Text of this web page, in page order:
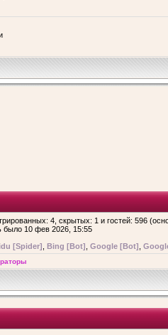
4, скрытых: 1 и гостей: 596
было 10 фев 2026, 15:55
[Spider] Bing [Bot] Google [Bot]